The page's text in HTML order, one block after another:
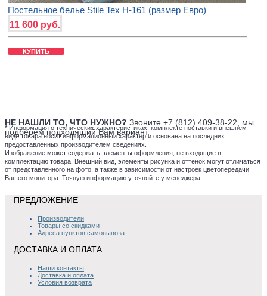
Постельное белье Stile Tex H-161 (размер Евро)
11 600 руб.
КУПИТЬ
НЕ НАШЛИ ТО, ЧТО НУЖНО? Звоните +7 (812) 409-38-22, мы
подберем подходящий Вам вариант.
* Информация о технических характеристиках, комплекте поставки и внешнем
виде товара носит информационный характер и основана на последних
предоставленных производителем сведениях.
Изображение может содержать элементы оформления, не входящие в
комплектацию товара. Внешний вид, элементы рисунка и оттенок могут отличаться
от представленного на фото, а также в зависимости от настроек цветопередачи
Вашего монитора. Точную информацию уточняйте у менеджера.
ПРЕДЛОЖЕНИЕ
Производители
Товары со скидками
Адреса пунктов самовывоза
ДОСТАВКА И ОПЛАТА
Наши контакты
Доставка и оплата
Условия возврата